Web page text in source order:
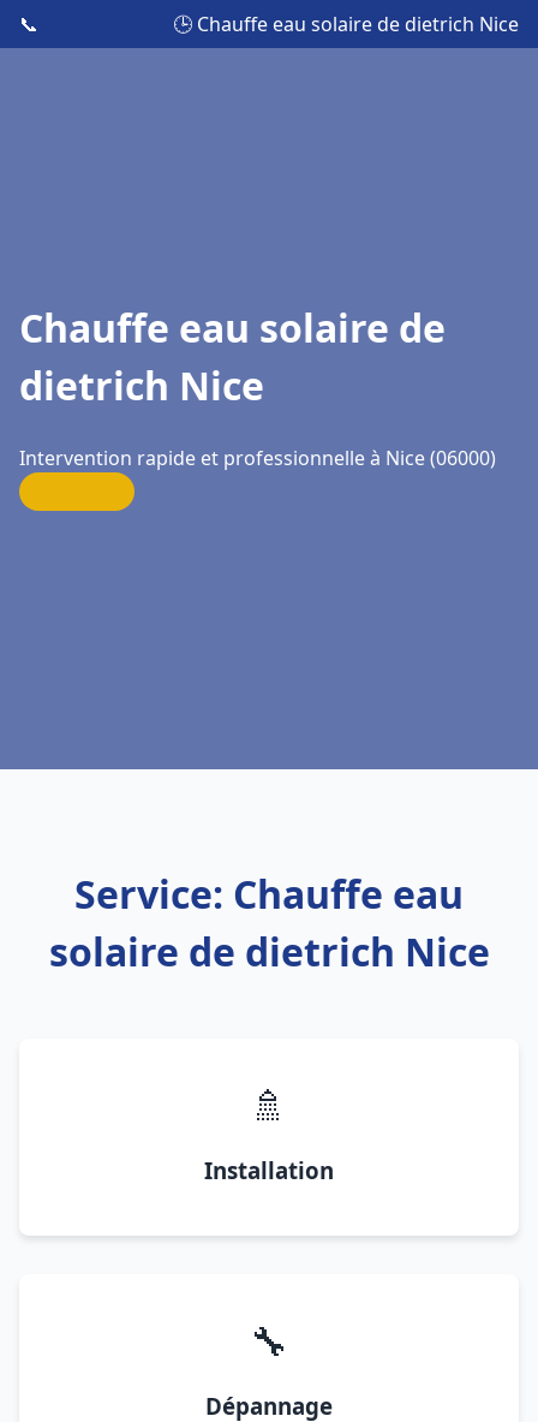
📞 🕒 Chauffe eau solaire de dietrich Nice
Chauffe eau solaire de
dietrich Nice
Intervention rapide et professionnelle à Nice (06000)
Service: Chauffe eau
solaire de dietrich Nice
🚿
Installation
🔧
Dépannage